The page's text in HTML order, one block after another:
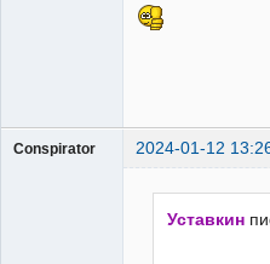
Conspirator 2024-01-12
Уставкин